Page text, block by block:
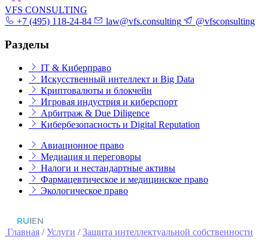
VFS CONSULTING
+7 (495) 118-24-84
law@vfs.consulting @vfsconsulting
Разделы
IT & Киберправо
Искусственный интеллект и Big Data
Криптовалюты и блокчейн
Игровая индустрия и киберспорт
Арбитраж & Due Diligence
Кибербезопасность и Digital Reputation
Авиационное право
Медиация и переговоры
Налоги и нестандартные активы
Фармацевтическое и медицинское право
Экологическое право
RU|EN
Главная /Услуги /Защита интеллектуальной собственности